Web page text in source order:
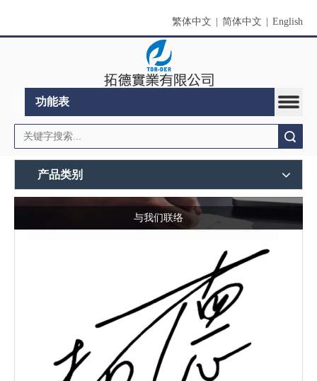
繁体中文 简体中文 English
功能表
产品类别
与我们联络